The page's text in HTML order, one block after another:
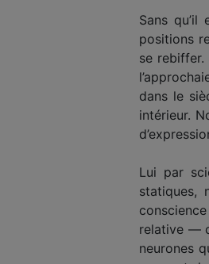
Sans
positions
se rebiffer.
dans le
intérieur.
Lui par
statiques,
relative —
neurones